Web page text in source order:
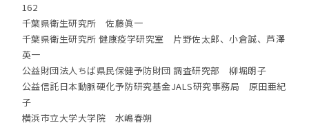
162
千葉県衛生研究所 佐藤眞一
千葉県衛生研究所 健康疫学研究室 片野佐太郎、小倉誠、芦澤
英一
公益財団法人ちば県民保健予防財団 調査研究部 柳堀朗子
公益信託日本動脈硬化予防研究基金JALS研究事務局 原田亜紀
子
横浜市立大学大学院 水嶋春朔